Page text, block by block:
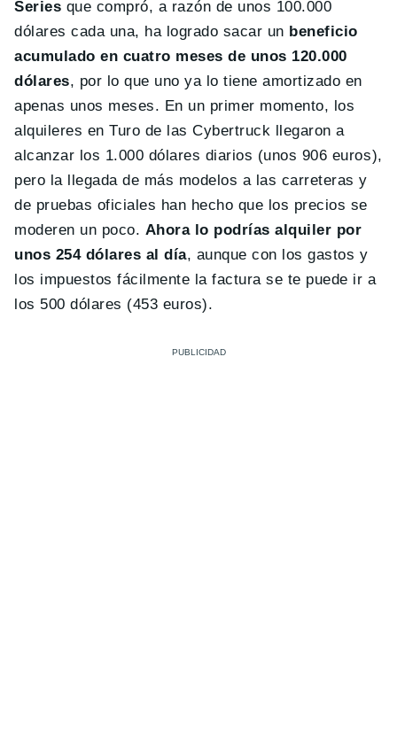
Series que compró, a razón de unos 100.000
dólares cada una, ha logrado sacar un beneficio
acumulado en cuatro meses de unos 120.000
dólares, por lo que uno ya lo tiene amortizado en
apenas unos meses. En un primer momento, los
alquileres en Turo de las Cybertruck llegaron a
alcanzar los 1.000 dólares diarios (unos 906 euros),
pero la llegada de más modelos a las carreteras y
de pruebas oficiales han hecho que los precios se
moderen un poco. Ahora lo podrías alquiler por
unos 254 dólares al día, aunque con los gastos y
los impuestos fácilmente la factura se te puede ir a
los 500 dólares (453 euros).